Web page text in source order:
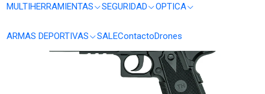
MULTIHERRAMIENTAS SEGURIDAD OPTICA
ARMAS DEPORTIVAS SALEContactoDrones